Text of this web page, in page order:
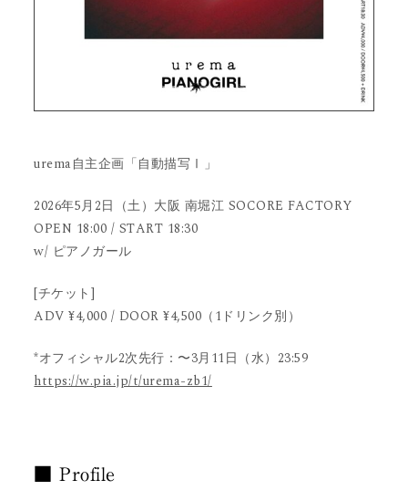
urema自主企画「自動描写Ⅰ」
2026年5月2日（土）大阪 南堀江 SOCORE FACTORY
OPEN 18:00 / START 18:30
w/ ピアノガール
[チケット]
ADV ¥4,000 / DOOR ¥4,500（1ドリンク別）
*オフィシャル2次先行：〜3月11日（水）23:59
https://w.pia.jp/t/urema-zb1/
■ Profile